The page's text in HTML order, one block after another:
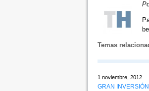
Temas
1 noviembre, 2012
GRAN